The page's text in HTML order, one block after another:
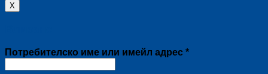
X
Потребителско име или имейл адрес *Задължително